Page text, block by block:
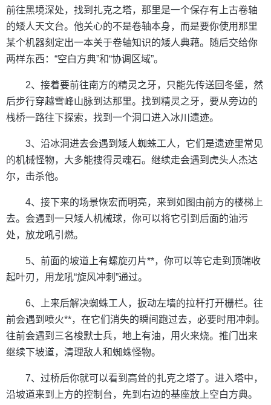
前往黑境深处，找到扎克之塔，那里是一个保存有上古卷轴
的矮人天文台。他关心的不是卷轴本身，而是要你使用那里
某个机器刻定出一本关于卷轴知识的矮人典藉。随后交给你
两样东西：“空白方典”和“协调区域”。
2、接着要前往南方的精灵之牙，只能先传送回冬堡，然
后步行穿越雪峰山脉到达那里。找到精灵之牙，要从旁边的
栈桥一路往下探索，找到一个洞口进入冰川遗迹。
3、沿冰洞进去会遇到矮人蜘蛛工人，它们是遗迹里常见
的机械怪物，大多能搜得灵魂石。继续走会遇到虎头人杰达
尔，击杀他。
4、接下来的场景恢宏而明亮，来到如图由前方的楼梯上
去。会遇到一只矮人机械球，你可以将它引到后面的油污
处，放龙吼引燃。
5、前面的坡道上有螺旋刃片**，你可以等它走到顶端收
起叶刃，用龙吼“旋风冲刺”通过。
6、上来后解决蜘蛛工人，扳动左墙的拉杆打开栅栏。往
前会遇到喷火**，在它们消失的瞬间跑过去，必要时用冲刺。
往前会遇到三名梭默士兵，地上有油，用火来烧。推门出来
继续下坡道，清理敌人和蜘蛛怪物。
7、过桥后你就可以看到高耸的扎克之塔了。进入塔中，
沿坡道来到上方的控制台，先到右边的基座放上空白方典。